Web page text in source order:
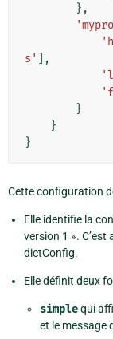
},
s'
],
}
}
}
Cette configuration
Elle identifie la
version 1 ».
dictConfig.
Elle définit deux
simplequi
et le message